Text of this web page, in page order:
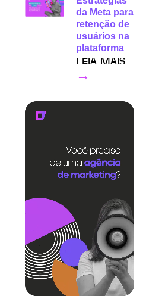
da Meta para
retenção de
usuários na
plataforma
LEIA MAIS
→